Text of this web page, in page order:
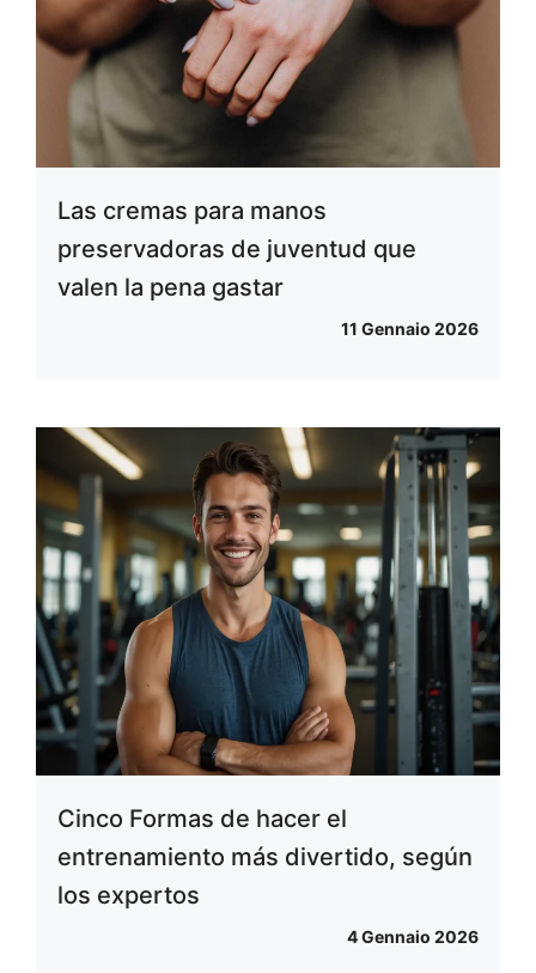
Las cremas para manos
preservadoras de juventud que
valen la pena gastar
11 Gennaio 2026
Cinco Formas de hacer el
entrenamiento más divertido, según
los expertos
4 Gennaio 2026